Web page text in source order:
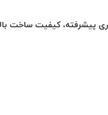
می‌کند. این برند به دلیل فناوری پیشرفته، کیفیت ساخت